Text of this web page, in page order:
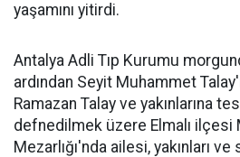
yaşamını yitirdi.
Antalya Adli Tıp Kurumu
ardından Seyit Muhammet
Ramazan Talay ve yakınlarına
defnedilmek üzere Elmalı ilçesi
Mezarlığı'nda ailesi, yakınları